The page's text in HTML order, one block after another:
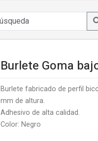
Burlete Goma
Burlete fabricado de perfil
mm de altura.
Adhesivo de alta calidad.
Color: Negro